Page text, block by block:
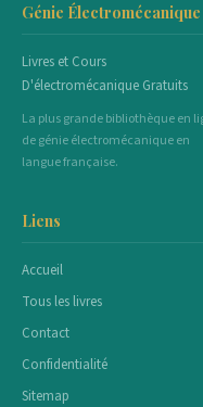
Génie Électromécanique
Livres et Cours
D'électromécanique Gratuits
La plus grande bibliothèque en
de génie électromécanique en
langue française.
Liens
Accueil
Tous les livres
Contact
Confidentialité
Sitemap